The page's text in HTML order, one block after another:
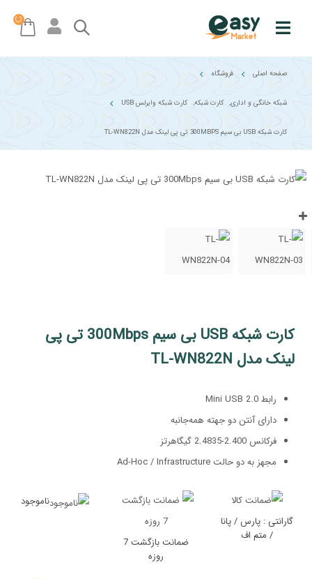
صفحه اصلی فروشگاه
شبکه خانگی و اداری, کارت شبکه, کارت شبکه وایرلس USB
کارت شبکه USB بی سیم 300MBPS تی پی لینک مدل TL-WN822N
کارت شبکه USB بی سیم 300Mbps تی پی
لینک مدل TL-WN822N
رابط Mini USB 2.0
دارای آنتن دو جهته همه‌جانبه
فرکانس 2.400-2.4835 گیگاهرتز
مجهز به دو حالت Ad-Hoc / Infrastructure
گارانتی : پارس / پانا
/ متم اف
ضمانت بازگشت 7
روزه
ناموجود